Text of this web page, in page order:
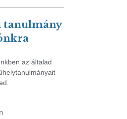
tanulmány
az általad